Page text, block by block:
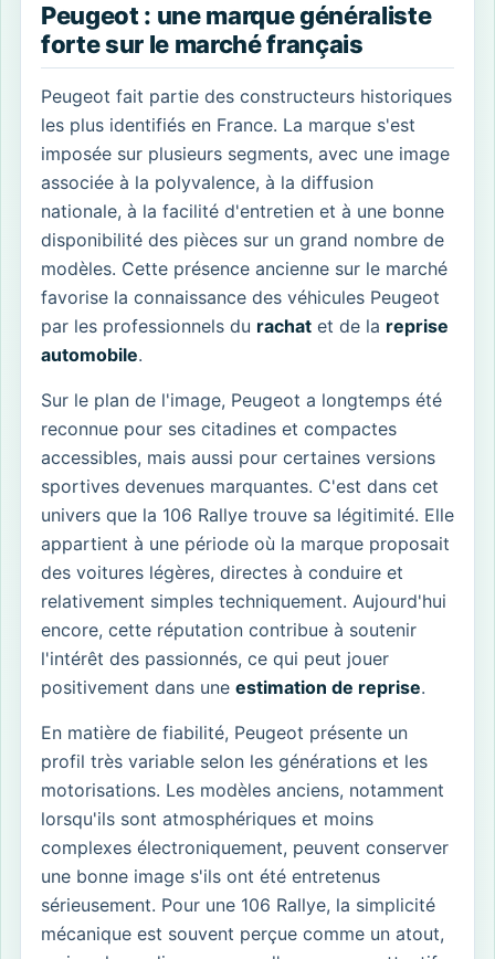
Peugeot : une marque généraliste
forte sur le marché français
Peugeot fait partie des constructeurs historiques
les plus identifiés en France. La marque s'est
imposée sur plusieurs segments, avec une image
associée à la polyvalence, à la diffusion
nationale, à la facilité d'entretien et à une bonne
disponibilité des pièces sur un grand nombre de
modèles. Cette présence ancienne sur le marché
favorise la connaissance des véhicules Peugeot
par les professionnels du rachat et de la reprise
automobile.
Sur le plan de l'image, Peugeot a longtemps été
reconnue pour ses citadines et compactes
accessibles, mais aussi pour certaines versions
sportives devenues marquantes. C'est dans cet
univers que la 106 Rallye trouve sa légitimité. Elle
appartient à une période où la marque proposait
des voitures légères, directes à conduire et
relativement simples techniquement. Aujourd'hui
encore, cette réputation contribue à soutenir
l'intérêt des passionnés, ce qui peut jouer
positivement dans une estimation de reprise.
En matière de fiabilité, Peugeot présente un
profil très variable selon les générations et les
motorisations. Les modèles anciens, notamment
lorsqu'ils sont atmosphériques et moins
complexes électroniquement, peuvent conserver
une bonne image s'ils ont été entretenus
sérieusement. Pour une 106 Rallye, la simplicité
mécanique est souvent perçue comme un atout,